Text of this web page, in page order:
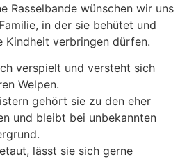
Rasselbande wünschen wir uns
in der sie behütet und
Kindheit verbringen dürfen.
verspielt und versteht sich
Welpen.
gehört sie zu den eher
und bleibt bei unbekannten
lässt sie sich gerne